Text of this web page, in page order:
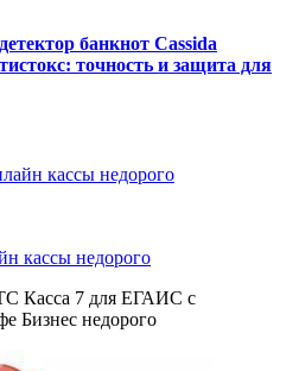
банкнот Cassida
точность и защита для
кассы недорого
кассы недорого